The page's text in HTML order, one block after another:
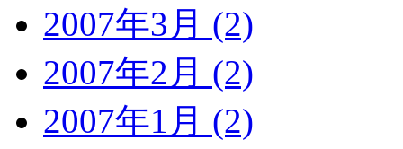
2007年3月 (2)
2007年2月 (2)
2007年1月 (2)